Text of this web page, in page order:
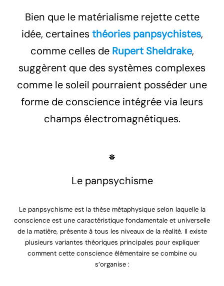
Bien que le matérialisme rejette cette
idée, certaines théories panpsychistes,
comme celles de Rupert Sheldrake,
suggèrent que des systèmes complexes
comme le soleil pourraient posséder une
forme de conscience intégrée via leurs
champs électromagnétiques.
Le panpsychisme
Le panpsychisme est la thèse métaphysique selon laquelle la
conscience est une caractéristique fondamentale et universelle
de la matière, présente à tous les niveaux de la réalité. Il existe
plusieurs variantes théoriques principales pour expliquer
comment cette conscience élémentaire se combine ou
s’organise :